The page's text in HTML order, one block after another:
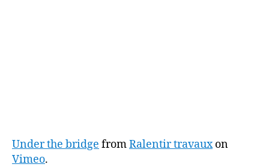
Under the bridge fromRalentir travauxon
Vimeo.